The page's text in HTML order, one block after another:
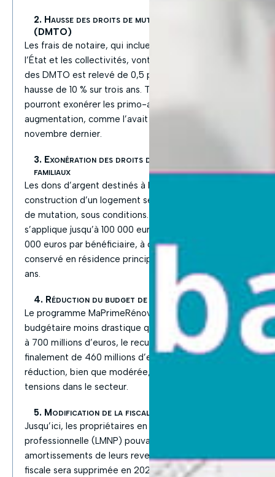
2. Hausse des droits de mutation à titre onéreux
(DMTO)
Les frais de notaire, qui incluent des taxes perçues par
l’État et les collectivités, vont augmenter. Le plafond
des DMTO est relevé de 0,5 point, entraînant une
hausse de 10 % sur trois ans. Toutefois, les collectivités
pourront exonérer les primo-accédants de cette
augmentation, comme l’avait suggéré Michel Barnier en
novembre dernier.
3. Exonération des droits de mutation pour les dons
familiaux
Les dons d’argent destinés à l’achat, la rénovation ou la
construction d’un logement seront exonérés de droits
de mutation, sous conditions. Cette exonération
s’applique jusqu’à 100 000 euros par donateur et 300
000 euros par bénéficiaire, à condition que le bien soit
conservé en résidence principale pendant au moins cinq
ans.
4. Réduction du budget de MaPrimeRénov’
Le programme MaPrimeRénov’ subit une coupe
budgétaire moins drastique que prévu. Initialement fixé
à 700 millions d’euros, le recul budgétaire sera
finalement de 460 millions d’euros en 2025. Cette
réduction, bien que modérée, continue de susciter des
tensions dans le secteur.
5. Modification de la fiscalité des locations meublées
Jusqu’ici, les propriétaires en location meublée non
professionnelle (LMNP) pouvaient déduire les
amortissements de leurs revenus locatifs. Cette niche
fiscale sera supprimée en 2025. Désormais, l’impôt sur